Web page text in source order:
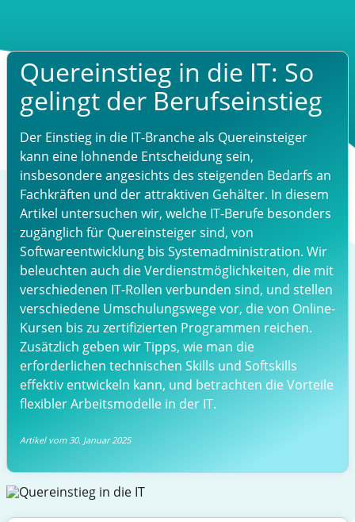
Quereinstieg in die IT: So
gelingt der Berufseinstieg
Der Einstieg in die IT-Branche als Quereinsteiger
kann eine lohnende Entscheidung sein,
insbesondere angesichts des steigenden Bedarfs an
Fachkräften und der attraktiven Gehälter. In diesem
Artikel untersuchen wir, welche IT-Berufe besonders
zugänglich für Quereinsteiger sind, von
Softwareentwicklung bis Systemadministration. Wir
beleuchten auch die Verdienstmöglichkeiten, die mit
verschiedenen IT-Rollen verbunden sind, und stellen
verschiedene Umschulungswege vor, die von Online-
Kursen bis zu zertifizierten Programmen reichen.
Zusätzlich geben wir Tipps, wie man die
erforderlichen technischen Skills und Softskills
effektiv entwickeln kann, und betrachten die Vorteile
flexibler Arbeitsmodelle in der IT.
Artikel vom 30. Januar 2025